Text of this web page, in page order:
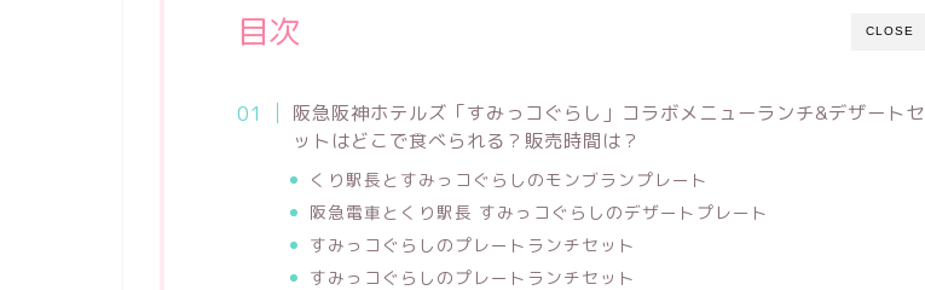
CLOSE
目次
阪急阪神ホテルズ「すみっコぐらし」コラボメニューランチ&デザートセ
ットはどこで食べられる？販売時間は？
くり駅長とすみっコぐらしのモンブランプレート
阪急電車とくり駅長 すみっコぐらしのデザートプレート
すみっコぐらしのプレートランチセット
すみっコぐらしのプレートランチセット